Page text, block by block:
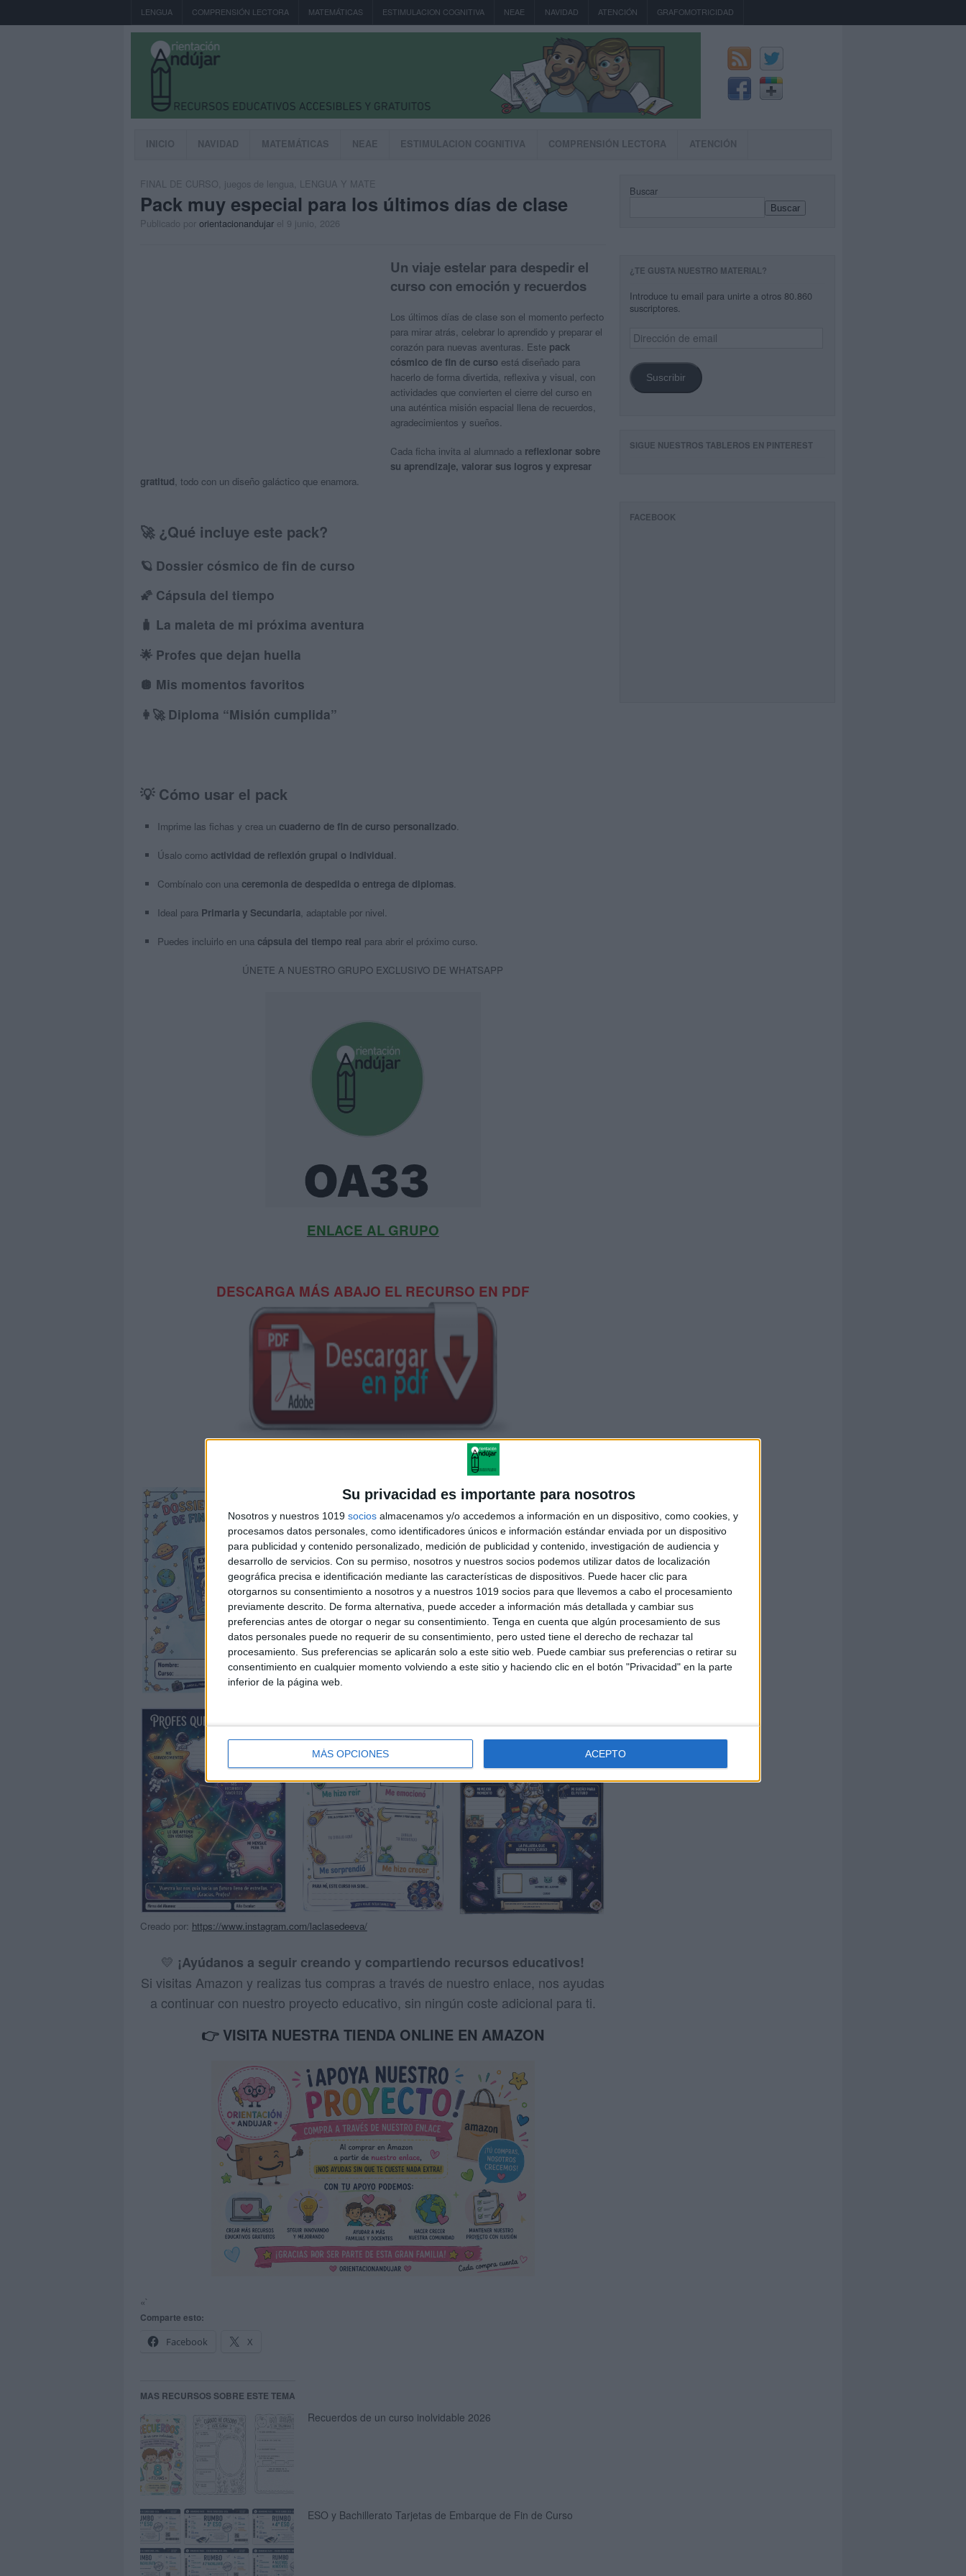
Su privacidad es importante para nosotros
Nosotros y nuestros 1019 socios almacenamos y/o accedemos a información en un dispositivo, como cookies, y
procesamos datos personales, como identificadores únicos e información estándar enviada por un dispositivo
para publicidad y contenido personalizado, medición de publicidad y contenido, investigación de audiencia y
desarrollo de servicios. Con su permiso, nosotros y nuestros socios podemos utilizar datos de localización
geográfica precisa e identificación mediante las características de dispositivos. Puede hacer clic para
otorgarnos su consentimiento a nosotros y a nuestros 1019 socios para que llevemos a cabo el procesamiento
previamente descrito. De forma alternativa, puede acceder a información más detallada y cambiar sus
preferencias antes de otorgar o negar su consentimiento. Tenga en cuenta que algún procesamiento de sus
datos personales puede no requerir de su consentimiento, pero usted tiene el derecho de rechazar tal
procesamiento. Sus preferencias se aplicarán solo a este sitio web. Puede cambiar sus preferencias o retirar su
consentimiento en cualquier momento volviendo a este sitio y haciendo clic en el botón "Privacidad" en la parte
inferior de la página web.
MÁS OPCIONES ACEPTO
LENGUA COMPRENSIÓN LECTORA MATEMÁTICAS ESTIMULACION COGNITIVA NEAE NAVIDAD ATENCIÓN GRAFOMOTRICIDAD
INICIO NAVIDAD MATEMÁTICAS NEAE ESTIMULACION COGNITIVA COMPRENSIÓN LECTORA ATENCIÓN
FINAL DE CURSO juegos de lengua LENGUA Y MATE
Pack muy especial para los últimos días de clase
Publicado por orientacionandujar el 9 junio, 2026
Un viaje estelar para despedir el
curso con emoción y recuerdos
Los últimos días de clase son el momento perfecto
para mirar atrás, celebrar lo aprendido y preparar el
corazón para nuevas aventuras. Este pack
cósmico de fin de cursoestá diseñado para
hacerlo de forma divertida, reflexiva y visual, con
actividades que convierten el cierre del curso en
una auténtica misión espacial llena de recuerdos,
agradecimientos y sueños.
Cada ficha invita al alumnado a reflexionar sobre
su aprendizaje, valorar sus logros y expresar
gratitud, todo con un diseño galáctico que enamora.
🚀 ¿Qué incluye este pack?
🪐 Dossier cósmico de fin de curso
🌠 Cápsula del tiempo
🧳 La maleta de mi próxima aventura
🌟 Profes que dejan huella
🪩 Mis momentos favoritos
👩‍🚀 Diploma “Misión cumplida”
💡 Cómo usar el pack
Imprime las fichas y crea un cuaderno de fin de curso personalizado.
Úsalo como actividad de reflexión grupal o individual
Combínalo con una ceremonia de despedida o entrega de diplomas.
Ideal para Primaria y Secundaria, adaptable por nivel.
Puedes incluirlo en una cápsula del tiempo real para abrir el próximo curso.
ÚNETE A NUESTRO GRUPO EXCLUSIVO DE WHATSAPP
ENLACE AL GRUPO
DESCARGA MÁS ABAJO EL RECURSO EN PDF
Pack muy especial para los últimos días de clase
Creado por: https://www.instagram.com/laclasedeeva/
💛 ¡Ayúdanos a seguir creando y compartiendo recursos educativos!
Si visitas Amazon y realizas tus compras a través de nuestro enlace, nos ayudas
a continuar con nuestro proyecto educativo, sin ningún coste adicional para ti.
👉 VISITA NUESTRA TIENDA ONLINE EN AMAZON
«`
Comparte esto:
Facebook
X
MAS RECURSOS SOBRE ESTE TEMA
Recuerdos de un curso inolvidable 2026
ESO y Bachillerato Tarjetas de Embarque de Fin de Curso
Buscar
Buscar
¿TE GUSTA NUESTRO MATERIAL?
Introduce tu email para unirte a otros 80.860
suscriptores.
Dirección
de
Suscribir
SIGUE NUESTROS TABLEROS EN PINTEREST
FACEBOOK